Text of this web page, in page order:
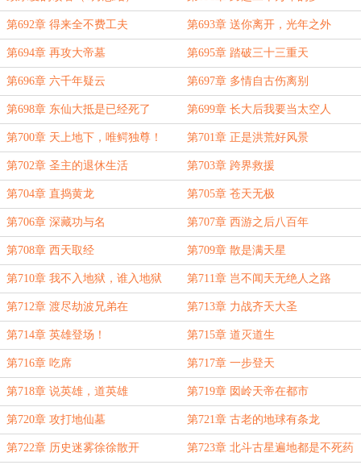
第692章 得来全不费工夫 第693章 送你离开，光年之外
第694章 再攻大帝墓 第695章 踏破三十三重天
第696章 六千年疑云 第697章 多情自古伤离别
第698章 东仙大抵是已经死了 第699章 长大后我要当太空人
第700章 天上地下，唯鳄独尊！ 第701章 正是洪荒好风景
第702章 圣主的退休生活 第703章 跨界救援
第704章 直捣黄龙 第705章 苍天无极
第706章 深藏功与名 第707章 西游之后八百年
第708章 西天取经 第709章 散是满天星
第710章 我不入地狱，谁入地狱 第711章 岂不闻天无绝人之路
第712章 渡尽劫波兄弟在 第713章 力战齐天大圣
第714章 英雄登场！ 第715章 道灭道生
第716章 吃席 第717章 一步登天
第718章 说英雄，道英雄 第719章 囡岭天帝在都市
第720章 攻打地仙墓 第721章 古老的地球有条龙
第722章 历史迷雾徐徐散开 第723章 北斗古星遍地都是不死药